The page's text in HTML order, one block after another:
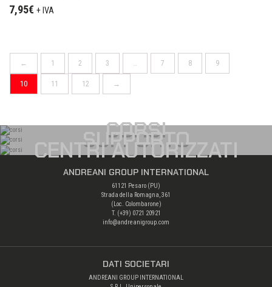
7,95€ + IVA
← 1 2 3 7 8 9
10 11 12 →
CORSI
SUPPORTO
CENTRI AUTORIZZATI
ANDREANI GROUP INTERNATIONAL
61121 Pesaro (PU)
Strada della Romagna, 361
(Loc. Colombarone)
T. (+39) 0721 20921
info@andreanigroup.com
DATI SOCIETARI
ANDREANI GROUP INTERNATIONAL